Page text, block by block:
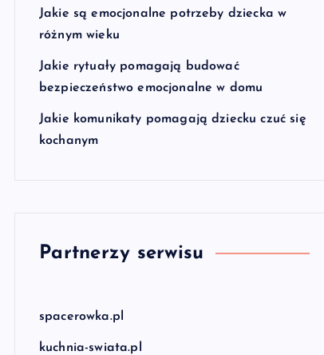
Jakie są emocjonalne potrzeby dziecka w
różnym wieku
Jakie rytuały pomagają budować
bezpieczeństwo emocjonalne w domu
Jakie komunikaty pomagają dziecku czuć się
kochanym
Partnerzy serwisu
spacerowka.pl
kuchnia-swiata.pl